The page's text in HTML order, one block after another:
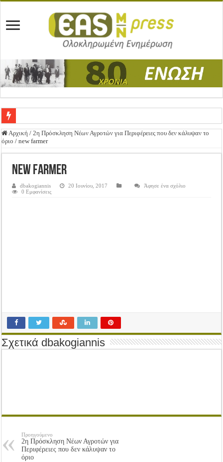
Ένωση Μεσολογγίου: Συγχαρητήρια Επιστολή προς Δήμο Μεσολογγίου
ΕΝΩΣΗ ΜΕΣΟΛΟΓΓΙΟΥ: ΕΚΛΟΓΙΚΗ ΓΕΝΙΚΗ ΣΥΝΕΛΕΥΣΗ
Ανακοίνωση: Επιστροφή ΦΠΑ
Αρχική / 2η Πρόσκληση Νέων Αγροτών για Περιφέρειες που δεν κάλυψαν το
όριο / new farmer
new farmer
dbakogiannis 20 Ιουνίου, 2017
Άφησε ένα σχόλιο
0 Εμφανίσεις
Σχετικά dbakogiannis
Προηγούμενο
2η Πρόσκληση Νέων Αγροτών για
Περιφέρειες που δεν κάλυψαν το
όριο